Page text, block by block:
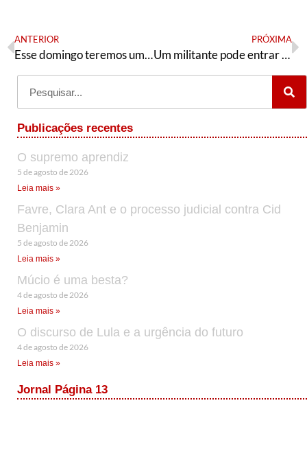
ANTERIOR
Esse domingo teremos um dos PEDs mais importantes da nossa história
PRÓXIMA
Um militante pode entrar na justiça contra o Partido?
Publicações recentes
O supremo aprendiz
5 de agosto de 2026
Leia mais »
Favre, Clara Ant e o processo judicial contra Cid
Benjamin
5 de agosto de 2026
Leia mais »
Múcio é uma besta?
4 de agosto de 2026
Leia mais »
O discurso de Lula e a urgência do futuro
4 de agosto de 2026
Leia mais »
Jornal Página 13